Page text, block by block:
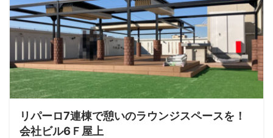
リパーロ7連棟で憩いのラウンジスペースを！
会社ビル6Ｆ屋上